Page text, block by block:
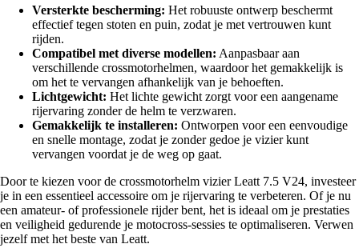
Versterkte bescherming: Het robuuste ontwerp beschermt
effectief tegen stoten en puin, zodat je met vertrouwen kunt
rijden.
Compatibel met diverse modellen: Aanpasbaar aan
verschillende crossmotorhelmen, waardoor het gemakkelijk is
om het te vervangen afhankelijk van je behoeften.
Lichtgewicht: Het lichte gewicht zorgt voor een aangename
rijervaring zonder de helm te verzwaren.
Gemakkelijk te installeren: Ontworpen voor een eenvoudige
en snelle montage, zodat je zonder gedoe je vizier kunt
vervangen voordat je de weg op gaat.
Door te kiezen voor de crossmotorhelm vizier Leatt 7.5 V24, investeer
je in een essentieel accessoire om je rijervaring te verbeteren. Of je nu
een amateur- of professionele rijder bent, het is ideaal om je prestaties
en veiligheid gedurende je motocross-sessies te optimaliseren. Verwen
jezelf met het beste van Leatt.